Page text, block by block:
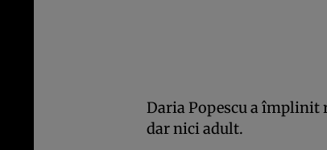
Daria Popescu a împlinit
dar nici adult.